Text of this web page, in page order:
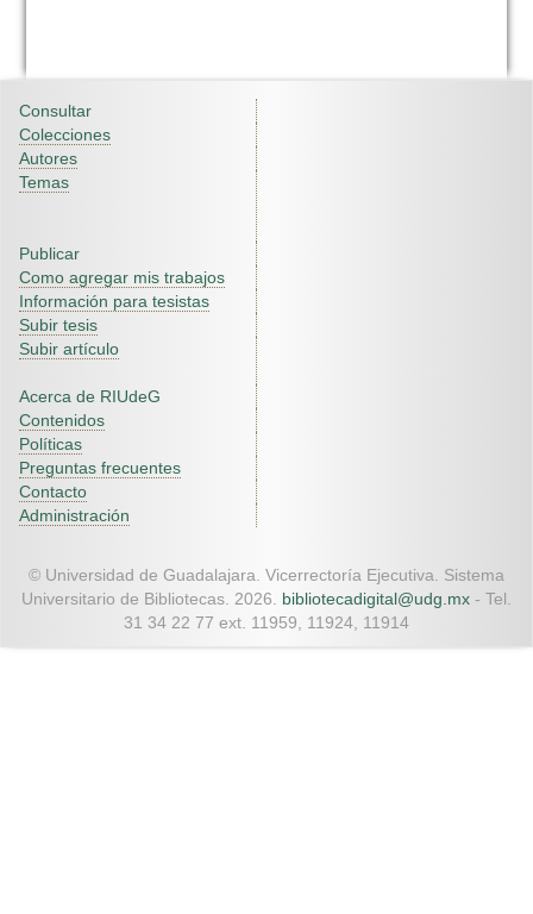
Consultar
Colecciones
Autores
Temas
Publicar
Como agregar mis trabajos
Información para tesistas
Subir tesis
Subir artículo
Acerca de RIUdeG
Contenidos
Políticas
Preguntas frecuentes
Contacto
Administración
© Universidad de Guadalajara. Vicerrectoría Ejecutiva. Sistema
Universitario de Bibliotecas. 2026. bibliotecadigital@udg.mx - Tel.
31 34 22 77 ext. 11959, 11924, 11914